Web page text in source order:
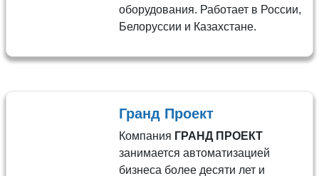
оборудования. Работает в России,
Белоруссии и Казахстане.
Гранд Проект
Компания ГРАНД ПРОЕКТ
занимается автоматизацией
бизнеса более десяти лет и